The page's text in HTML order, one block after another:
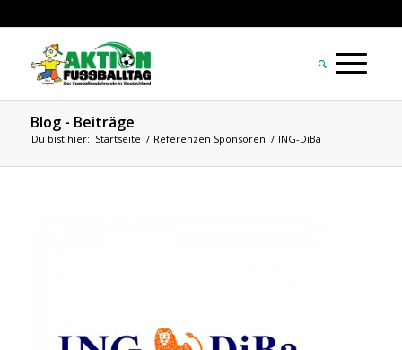
Blog - Beiträge
Du bist hier: Startseite / Referenzen Sponsoren / ING-DiBa